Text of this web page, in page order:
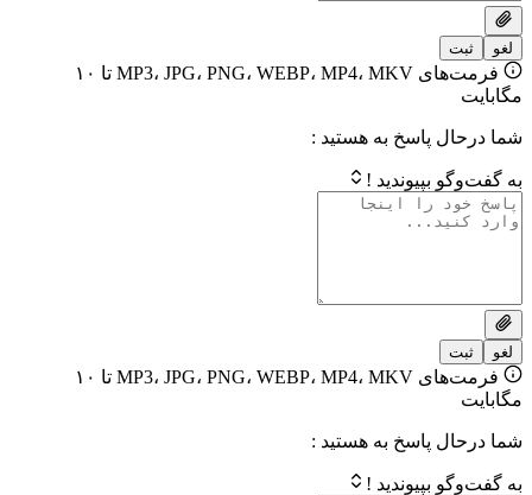
فرمت‌های MP3، JPG، PNG، WEBP، MP4، MKV تا ۱۰
پاسخ به هستید :
!
فرمت‌های MP3، JPG، PNG، WEBP، MP4، MKV تا ۱۰
پاسخ به هستید :
!